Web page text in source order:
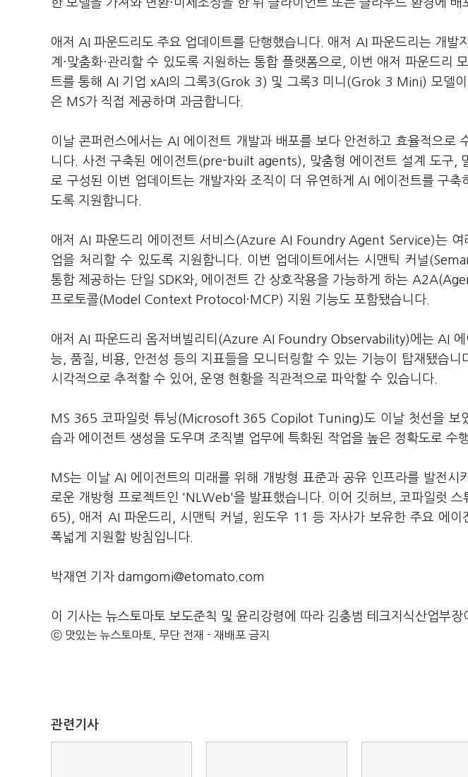
한 모델을 가져와 변환·미세조정을 한 뒤 클라이언트 또는 클라우드 환경에 배
애저 AI 파운드리도 주요 업데이트를 단행했습니다. 애저 AI 파운드리는 개발
계·맞춤화·관리할 수 있도록 지원하는 통합 플랫폼으로, 이번 애저 파운드
트를 통해 AI 기업 xAI의 그록3(Grok 3) 및 그록3 미니(Grok 3 Mini) 모델이
은 MS가 직접 제공하며 과금합니다.
이날 콘퍼런스에서는 AI 에이전트 개발과 배포를 보다 안전하고 효율적으로
니다. 사전 구축된 에이전트(pre-built agents), 맞춤형 에이전트 설계 도구,
로 구성된 이번 업데이트는 개발자와 조직이 더 유연하게 AI 에이전트를 구축
도록 지원합니다.
애저 AI 파운드리 에이전트 서비스(Azure AI Foundry Agent Service)는 여
업을 처리할 수 있도록 지원합니다. 이번 업데이트에서는 시맨틱 커널
통합 제공하는 단일 SDK와, 에이전트 간 상호작용을 가능하게 하는
프로토콜(Model Context Protocol·MCP) 지원 기능도 포함됐습니다.
애저 AI 파운드리 옵저버빌리티(Azure AI Foundry Observability)에는 AI 에
능, 품질, 비용, 안전성 등의 지표들을 모니터링할 수 있는 기능이 탑재됐습니
시각적으로 추적할 수 있어, 운영 현황을 직관적으로 파악할 수 있습니다.
MS 365 코파일럿 튜닝(Microsoft 365 Copilot Tuning)도 이날 첫선을 보
습과 에이전트 생성을 도우며 조직별 업무에 특화된 작업을 높은 정확도로 수
MS는 이날 AI 에이전트의 미래를 위해 개방형 표준과 공유 인프라를 발전시
로운 개방형 프로젝트인 'NLWeb'을 발표했습니다. 이어 깃허브, 코파일럿
65), 애저 AI 파운드리, 시맨틱 커널, 윈도우 11 등 자사가 보유한 주요 에이
폭넓게 지원할 방침입니다.
박재연 기자 damgomi@etomato.com
이 기사는 뉴스토마토 보도준칙 및 윤리강령에 따라 김충범 테크지식산업부장
ⓒ 맛있는 뉴스토마토, 무단 전재 - 재배포 금지
관련기사